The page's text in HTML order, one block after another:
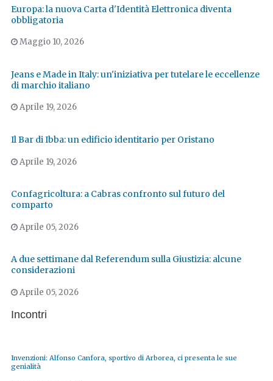
Europa: la nuova Carta d'Identità Elettronica diventa
obbligatoria
Maggio 10, 2026
Jeans e Made in Italy: un'iniziativa per tutelare le eccellenze
di marchio italiano
Aprile 19, 2026
Il Bar di Ibba: un edificio identitario per Oristano
Aprile 19, 2026
Confagricoltura: a Cabras confronto sul futuro del
comparto
Aprile 05, 2026
A due settimane dal Referendum sulla Giustizia: alcune
considerazioni
Aprile 05, 2026
Incontri
Invenzioni: Alfonso Canfora, sportivo di Arborea, ci presenta le sue
genialità